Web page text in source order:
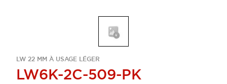
LW 22 MM À USAGE LÉGER
LW6K-2C-509-PK